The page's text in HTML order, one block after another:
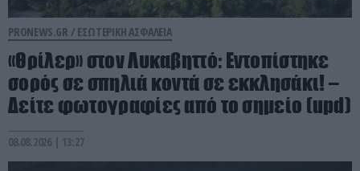
PRONEWS.GR / ΕΣΩΤΕΡΙΚΗ ΑΣΦΑΛΕΙΑ
«Θρίλερ» στον Λυκαβηττό: Εντοπίστηκε
σορός σε σπηλιά κοντά σε εκκλησάκι! –
Δείτε φωτογραφίες από το σημείο (upd)
08.08.2026 | 13:27